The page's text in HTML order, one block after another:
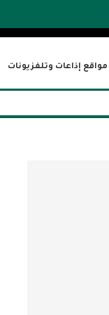
مواقع إذاعات وتلفزيونات